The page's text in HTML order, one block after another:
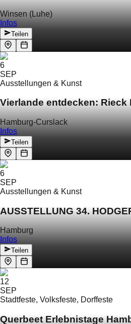
Winsen (Luhe)
Infos
Teilen
6
SEP
Ausstellungen & Kunst
Vierlande entdecken: Rieck
Hamburg-Curslack
Infos
Teilen
6
SEP
Ausstellungen & Kunst
AUSSTELLUNG 34.
Hamburg
Infos
Teilen
12
SEP
Stadtfeste, Volksfeste, Dorffeste
Querbeet Erlebnistage